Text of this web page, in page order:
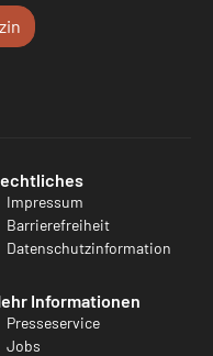
Impressum
Barrierefreiheit
Datenschutzinformation
Informationen
Presseservice
Jobs